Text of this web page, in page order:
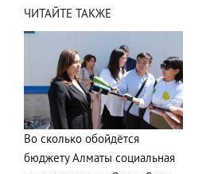
ЧИТАЙТЕ ТАКЖЕ
Во сколько обойдётся
бюджету Алматы социальная